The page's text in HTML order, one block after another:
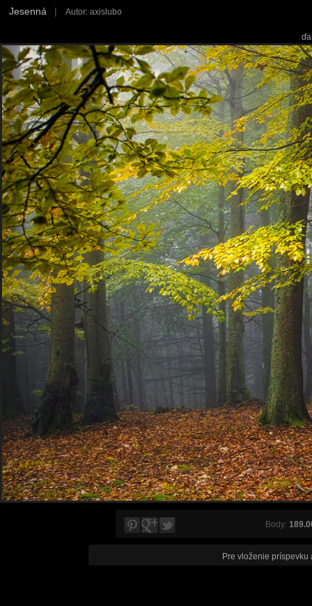
Jesenná | Autor: axislubo
Body:
Pre vloženie